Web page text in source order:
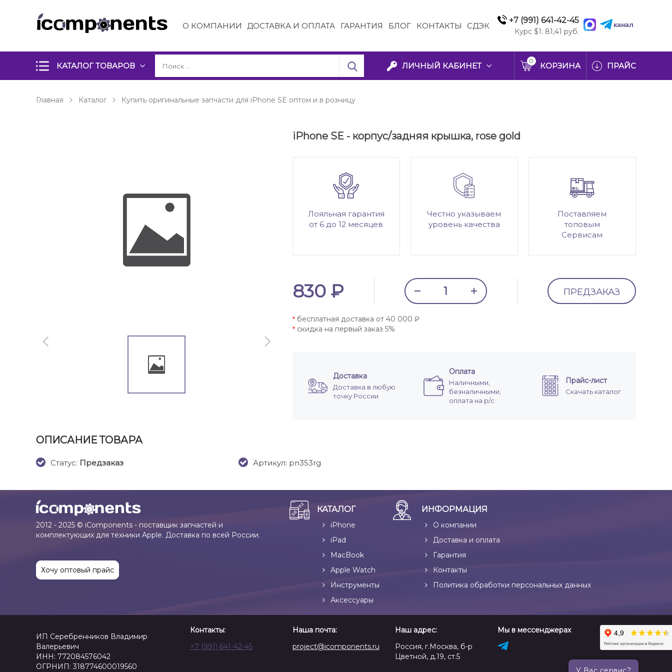
О КОМПАНИИ ДОСТАВКА И ОПЛАТА ГАРАНТИЯ БЛОГ КОНТАКТЫ СДЭК
+7 (991) 641-42-45
Курс $1: 81,41 руб.
канал
КАТАЛОГ ТОВАРОВ ЛИЧНЫЙ КАБИНЕТ
0
КОРЗИНА ПРАЙС
Главная Каталог Купить оригинальные запчасти для iPhone SE оптом и в розницу
iPhone SE - корпус/задняя крышка, rose gold
Лояльная гарантия
от 6 до 12 месяцев
Честно указываем
уровень качества
Поставляем
топовым
Сервисам
830 ₽ ПРЕДЗАКАЗ
*бесплатная доставка от 40 000 ₽
*скидка на первый заказ 5%
Доставка
Доставка в любую
точку России
Оплата
Наличными,
безналичными,
оплата на р/с
Прайс-лист
Скачать каталог
ОПИСАНИЕ ТОВАРА
Cтатус: Предзаказ Артикул: pn353rg
2012 - 2025 © iComponents - поставщик запчастей и
комплектующих для техники Apple. Доставка по всей России.
Хочу оптовый прайс
КАТАЛОГ
iPhone
iPad
MacBook
Apple Watch
Инструменты
Аксессуары
ИНФОРМАЦИЯ
О компании
Доставка и оплата
Гарантия
Контакты
Политика обработки персональных данных
ИП Серебренников Владимир
Валерьевич
ИНН: 772084576042
ОГРНИП: 318774600019560
Контакты:
+7 (991) 641-42-45
Наша почта:
project@icomponents.ru
Наш адрес:
Россия, г.Москва, б-р
Цветной, д.19, ст.5
Мы в мессенджерах